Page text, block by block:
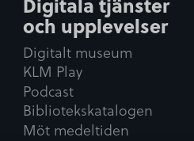
Tillåt alla
urval
Avvisa
och upplevelser
Digitalt museum
KLM Play
Podcast
Bibliotekskatalogen
Möt medeltiden